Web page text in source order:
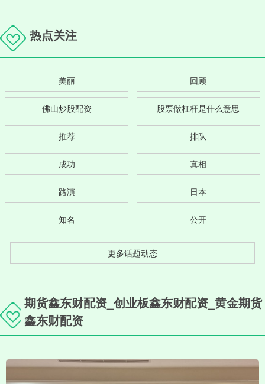
热点关注
美丽 回顾
佛山炒股配资 股票做杠杆是什么意思
推荐 排队
成功 真相
路演 日本
知名 公开
更多话题动态
期货鑫东财配资_创业板鑫东财配资_黄金期货
鑫东财配资